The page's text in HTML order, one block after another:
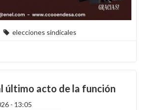
elecciones sindicales
último acto de la función
- 13:05